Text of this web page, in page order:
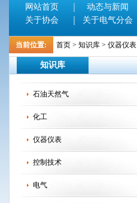
网站首页 动态与新闻
关于协会
关于电气分会
当前位置: 首页 > 知识库 > 仪器仪表
知识库
石油天然气
化工
仪器仪表
控制技术
电气